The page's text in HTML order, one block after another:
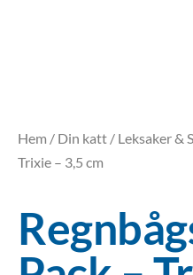
Hem / Din katt / Leksaker &
Trixie – 3,5 cm